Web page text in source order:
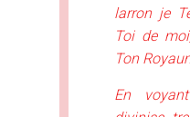
larron je
Toi de
Ton
En